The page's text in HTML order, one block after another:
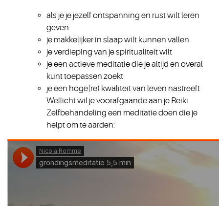
als je je jezelf ontspanning en rust wilt leren
geven
je makkelijker in slaap wilt kunnen vallen
je verdieping van je spiritualiteit wilt
je een actieve meditatie die je altijd en overal
kunt toepassen zoekt
je een hoge(re) kwaliteit van leven nastreeft
Wellicht wil je voorafgaande aan je Reiki
Zelfbehandeling een meditatie doen die je
helpt om te aarden: